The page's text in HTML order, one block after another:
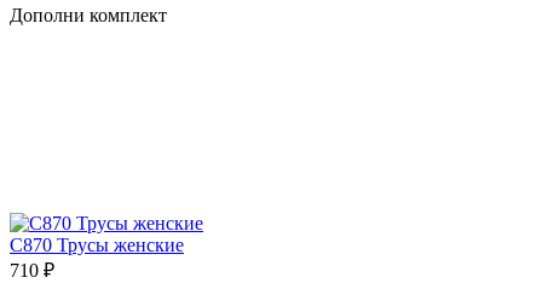
Дополни комплект
C870 Трусы женские
710 ₽